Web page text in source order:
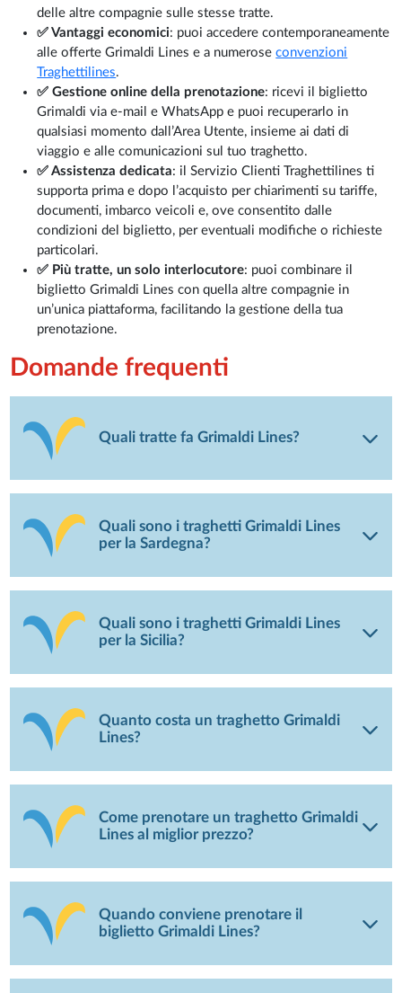
delle altre compagnie sulle stesse tratte.
✅ Vantaggi economici: puoi accedere contemporaneamente
alle offerte Grimaldi Lines e a numeroseconvenzioni
Traghettilines.
✅ Gestione online della prenotazione: ricevi il biglietto
Grimaldi via e-mail e WhatsApp e puoi recuperarlo in
qualsiasi momento dall’Area Utente, insieme ai dati di
viaggio e alle comunicazioni sul tuo traghetto.
✅ Assistenza dedicata: il Servizio Clienti Traghettilines ti
supporta prima e dopo l’acquisto per chiarimenti su tariffe,
documenti, imbarco veicoli e, ove consentito dalle
condizioni del biglietto, per eventuali modifiche o richieste
particolari.
✅ Più tratte, un solo interlocutore: puoi combinare il
biglietto Grimaldi Lines con quella altre compagnie in
un’unica piattaforma, facilitando la gestione della tua
prenotazione.
Domande frequenti
Quali tratte fa Grimaldi Lines?
Quali sono i traghetti Grimaldi Lines
per la Sardegna?
Quali sono i traghetti Grimaldi Lines
per la Sicilia?
Quanto costa un traghetto Grimaldi
Lines?
Come prenotare un traghetto Grimaldi
Lines al miglior prezzo?
Quando conviene prenotare il
biglietto Grimaldi Lines?